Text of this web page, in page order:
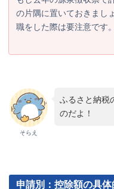
の片隅に置いておきまし
職をした際は要注意です。
そらえ
ふるさと納税
のだよ！
申請別：控除額の具